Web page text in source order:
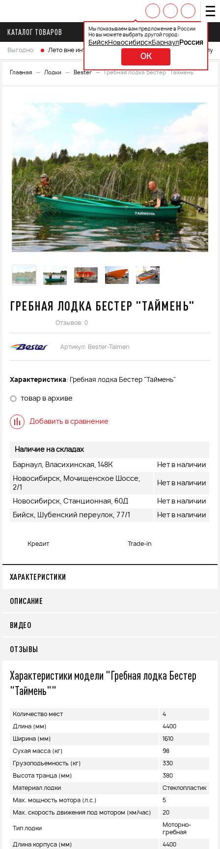
Мы показываем вам предложение в России
Но вы можете выбрать другой город:
БийскНовосибирскБарнаул Россия
OK
КАТАЛОГ ТОВАРОВ
Выгодно: Лето вне интренета Выберите свой мотоцикл и
Главная Лодки Bester Гребная лодка Бестер "Таймень"
ГРЕБНАЯ ЛОДКА БЕСТЕР "ТАЙМЕНЬ"
Отзывов: 0
Артикул: Bester-Taimen
Характеристика: Гребная лодка Бестер "Таймень"
товар в архиве
Добавить в сравнение
Наличие на складах
Барнаул, Власихинская, 148К
Нет в наличии
Новосибирск, Мочищенское Шоссе,
2/1
Нет в наличии
Новосибирск, Станционная, 60Д
Нет в наличии
Бийск, Шубенский переулок, 77/1
Нет в наличии
Кредит Trade-in
ХАРАКТЕРИСТИКИ
ОПИСАНИЕ
ВИДЕО
ОТЗЫВЫ
Характеристики модели "Гребная лодка Бестер
"Таймень""
Количество мест 4
Длина (мм) 4400
Ширина (мм) 1610
Сухая масса (кг) 98
Грузоподъемность (кг) 330
Высота транца (мм) 380
Материал лодки Стеклопластик
Max. мощность мотора (л.с.) 5
Max. скорость движения под мотором (км/час) 20
Тип лодки
Моторно-
гребная
Длина корпуса (мм) 4400